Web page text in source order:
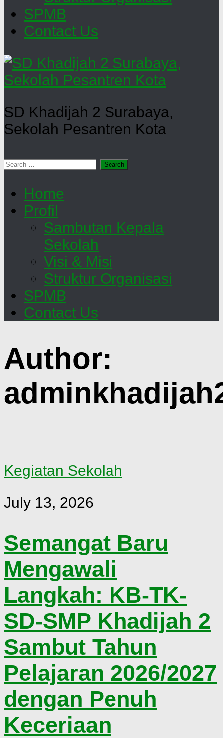
SPMB
Contact Us
SD Khadijah 2 Surabaya,
Sekolah Pesantren Kota
Search
Home
Profil
Sambutan Kepala
Sekolah
Visi & Misi
Struktur Organisasi
SPMB
Contact Us
Author:
Kegiatan Sekolah
July 13, 2026
Semangat Baru
Mengawali
Langkah: KB-TK-
SD-SMP Khadijah 2
Sambut Tahun
Pelajaran 2026/2027
dengan Penuh
Keceriaan